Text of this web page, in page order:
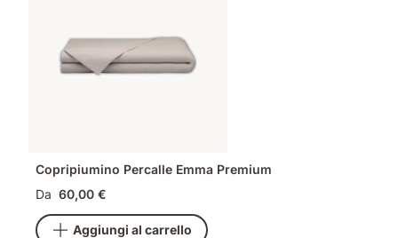
Copripiumino Percalle Emma Premium
Da 60,00 €
Aggiungi al carrello